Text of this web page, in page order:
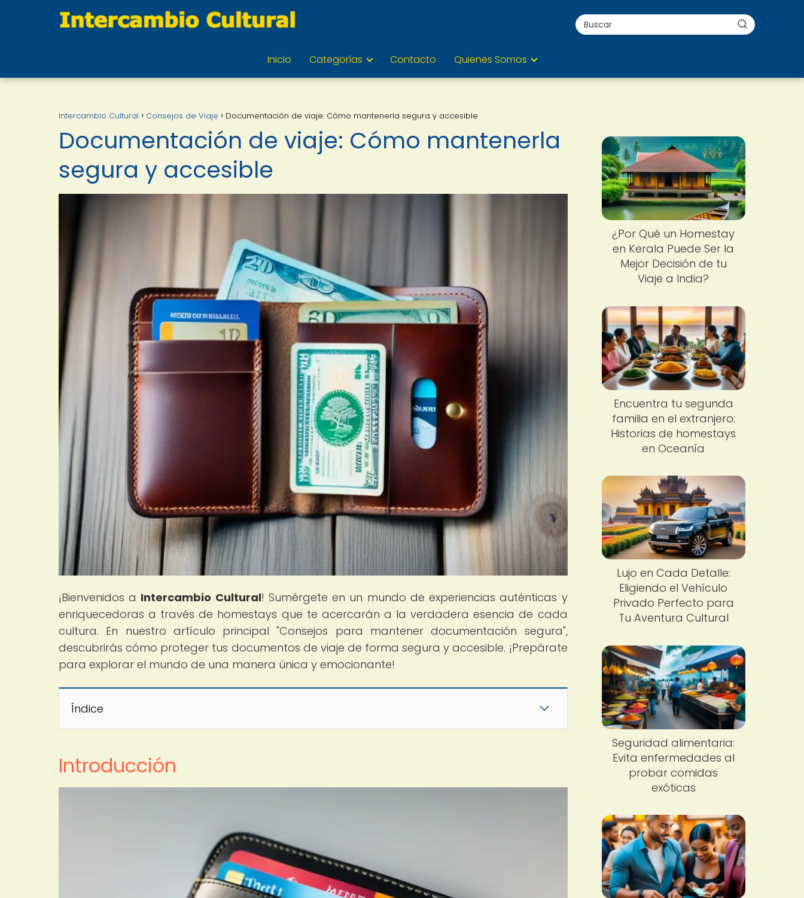
Inicio Categorías Contacto Quienes Somos
Intercambio Cultural Consejos de Viaje Documentación de viaje: Cómo mantenerla segura y accesible
Documentación de viaje: Cómo mantenerla
segura y accesible
¡Bienvenidos a Intercambio Cultural! Sumérgete en un mundo de experiencias auténticas y
enriquecedoras a través de homestays que te acercarán a la verdadera esencia de cada
cultura. En nuestro artículo principal "Consejos para mantener documentación segura",
descubrirás cómo proteger tus documentos de viaje de forma segura y accesible. ¡Prepárate
para explorar el mundo de una manera única y emocionante!
Índice
Introducción
¿Por Qué un Homestay
en Kerala Puede Ser la
Mejor Decisión de tu
Viaje a India?
Encuentra tu segunda
familia en el extranjero:
Historias de homestays
en Oceanía
Lujo en Cada Detalle:
Eligiendo el Vehículo
Privado Perfecto para
Tu Aventura Cultural
Seguridad alimentaria:
Evita enfermedades al
probar comidas
exóticas